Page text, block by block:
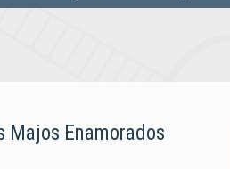
Majos Enamorados